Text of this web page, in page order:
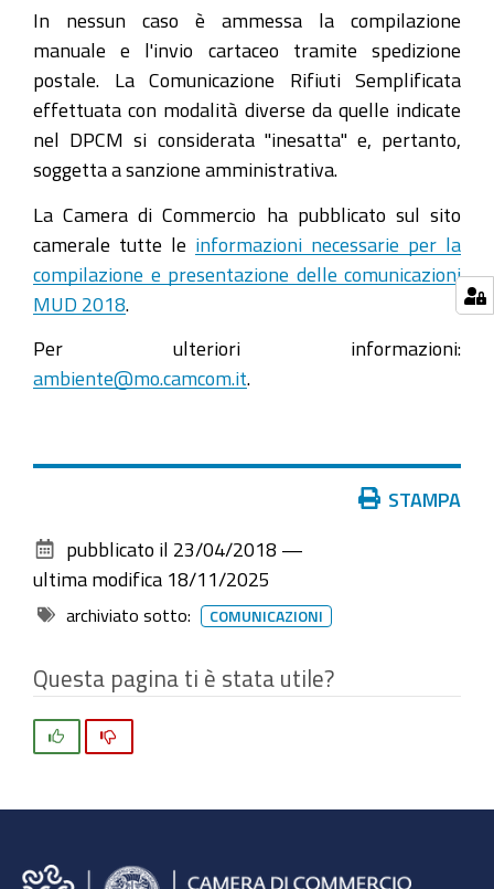
In nessun caso è ammessa la compilazione
manuale e l'invio cartaceo tramite spedizione
postale. La Comunicazione Rifiuti Semplificata
effettuata con modalità diverse da quelle indicate
nel DPCM si considerata "inesatta" e, pertanto,
soggetta a sanzione amministrativa.
La Camera di Commercio ha pubblicato sul sito
camerale tutte le informazioni necessarie per la
compilazione e presentazione delle comunicazioni
MUD 2018
Per ulteriori informazioni:
ambiente@mo.camcom.it
documento
STAMPA
pubblicato il 23/04/2018 —
ultima modifica 18/11/2025
archiviato sotto: COMUNICAZIONI
Questa pagina ti è stata utile?